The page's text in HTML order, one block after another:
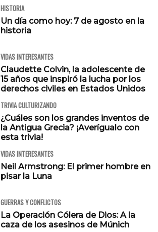
HISTORIA
Un día como hoy: 7 de agosto en la
historia
VIDAS INTERESANTES
Claudette Colvin, la adolescente de
15 años que inspiró la lucha por los
derechos civiles en Estados Unidos
TRIVIA CULTURIZANDO
¿Cuáles son los grandes inventos de
la Antigua Grecia? ¡Averígualo con
esta trivia!
VIDAS INTERESANTES
Neil Armstrong: El primer hombre en
pisar la Luna
GUERRAS Y CONFLICTOS
La Operación Cólera de Dios: A la
caza de los asesinos de Múnich